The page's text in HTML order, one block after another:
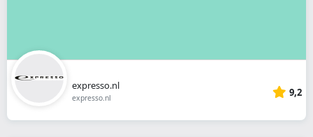
expresso.nl
expresso.nl 9,2